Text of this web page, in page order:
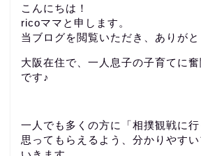
こんにちは！
ricoママと申します。
当ブログを閲覧いただき、ありがと
大阪在住で、一人息子の子育てに
です♪
一人でも多くの方に「相撲観戦に
思ってもらえるよう、分かりやす